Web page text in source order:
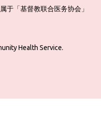
于「基督教联合医务协会」
Health Service.